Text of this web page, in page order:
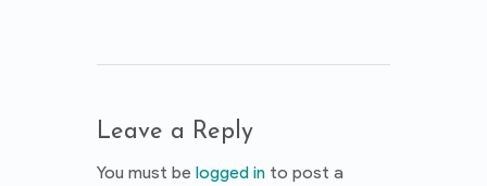
Leave a Reply
You must be logged in to post a